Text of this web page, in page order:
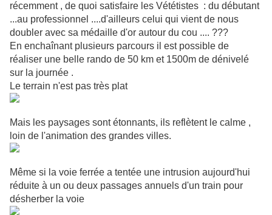
récemment , de quoi satisfaire les Vététistes : du débutant
...au professionnel ....d'ailleurs celui qui vient de nous
doubler avec sa médaille d'or autour du cou .... ???
En enchaînant plusieurs parcours il est possible de
réaliser une belle rando de 50 km et 1500m de dénivelé
sur la journée .
Le terrain n'est pas très plat
Mais les paysages sont étonnants, ils reflètent le calme ,
loin de l'animation des grandes villes.
Même si la voie ferrée a tentée une intrusion aujourd'hui
réduite à un ou deux passages annuels d'un train pour
désherber la voie